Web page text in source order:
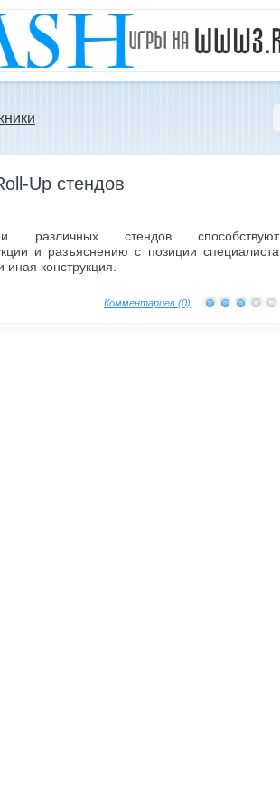
Up стендов
различных стендов способствуют
и разъяснению с позиции специалиста
иная конструкция.
Комментариев (0)